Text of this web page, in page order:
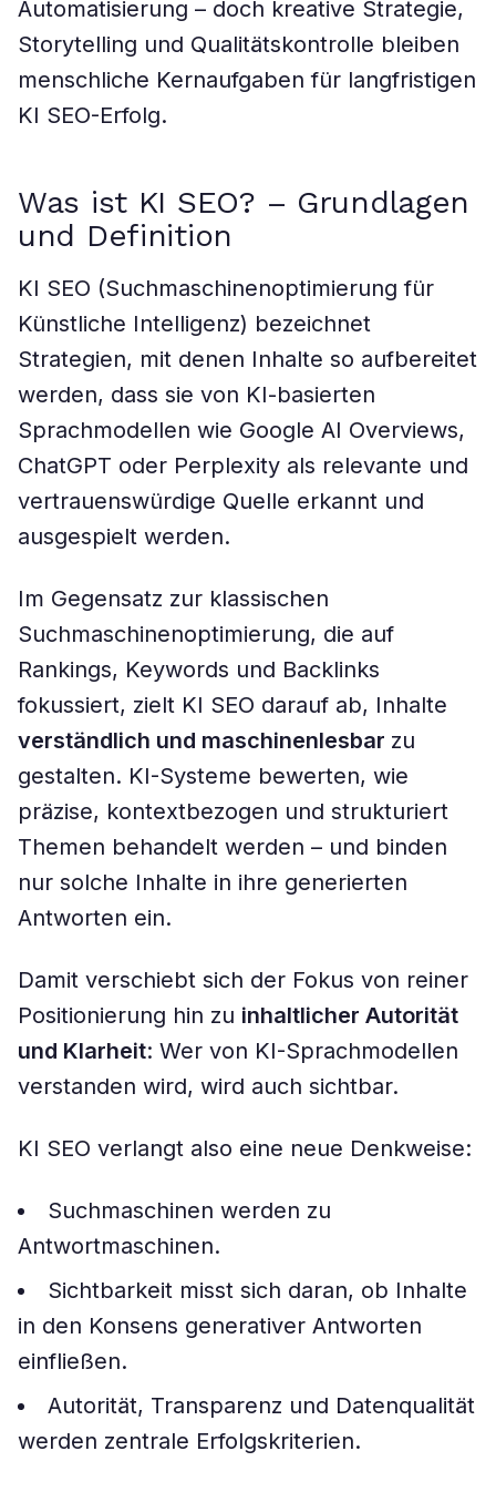
Automatisierung – doch kreative Strategie,
Storytelling und Qualitätskontrolle bleiben
menschliche Kernaufgaben für langfristigen
KI SEO-Erfolg.
Was ist KI SEO? – Grundlagen
und Definition
KI SEO (Suchmaschinenoptimierung für
Künstliche Intelligenz) bezeichnet
Strategien, mit denen Inhalte so aufbereitet
werden, dass sie von KI-basierten
Sprachmodellen wie Google AI Overviews,
ChatGPT oder Perplexity als relevante und
vertrauenswürdige Quelle erkannt und
ausgespielt werden.
Im Gegensatz zur klassischen
Suchmaschinenoptimierung, die auf
Rankings, Keywords und Backlinks
fokussiert, zielt KI SEO darauf ab, Inhalte
verständlich und maschinenlesbar zu
gestalten. KI-Systeme bewerten, wie
präzise, kontextbezogen und strukturiert
Themen behandelt werden – und binden
nur solche Inhalte in ihre generierten
Antworten ein.
Damit verschiebt sich der Fokus von reiner
Positionierung hin zu inhaltlicher Autorität
und Klarheit: Wer von KI-Sprachmodellen
verstanden wird, wird auch sichtbar.
KI SEO verlangt also eine neue Denkweise:
Suchmaschinen werden zu
Antwortmaschinen.
Sichtbarkeit misst sich daran, ob Inhalte
in den Konsens generativer Antworten
einfließen.
Autorität, Transparenz und Datenqualität
werden zentrale Erfolgskriterien.